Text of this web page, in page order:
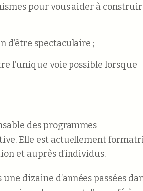
pour vous aider à
d’être spectaculaire ;
l’unique voie possible lorsque
des programmes
Elle est actuellement
et auprès d’individus.
dizaine d’années passées